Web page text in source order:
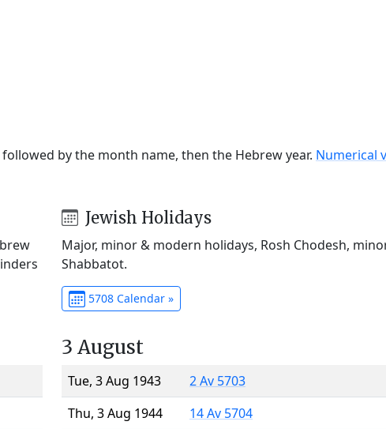
by the month name, then the Hebrew year. Numerical
Jewish Holidays
Major, minor & modern holidays, Rosh Chodesh,
Shabbatot.
5708 Calendar »
3 August
Tue, 3 Aug 1943
2 Av 5703
Thu, 3 Aug 1944
14 Av 5704